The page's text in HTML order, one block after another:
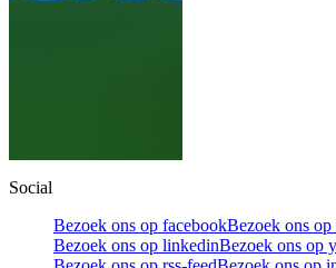
Social
Bezoek ons op facebookBezoek ons op
Bezoek ons op linkedinBezoek ons op